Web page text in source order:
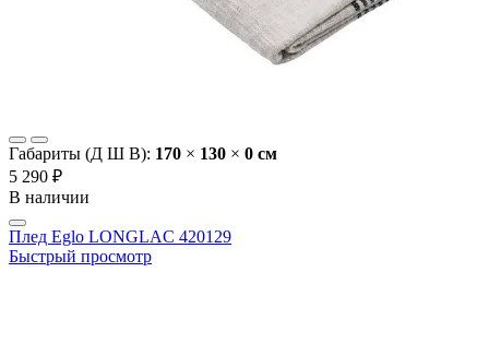
Габариты (Д Ш В): 170 × 130 × 0 cм
5 290 ₽
В наличии
Плед Eglo LONGLAC 420129
Быстрый просмотр